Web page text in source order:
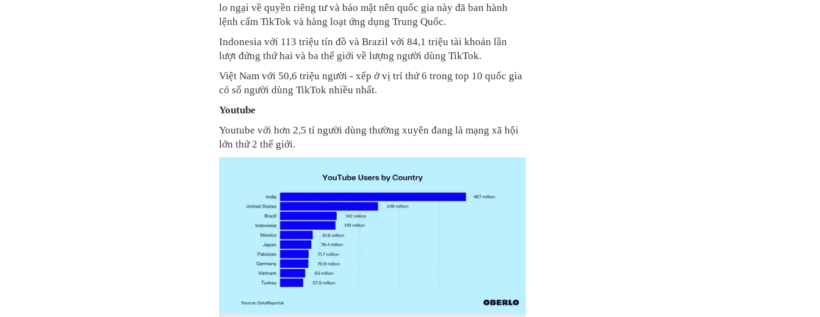
lo ngại về quyền riêng tư và bảo mật nên quốc gia này đã ban hành
lệnh cấm TikTok và hàng loạt ứng dụng Trung Quốc.
Indonesia với 113 triệu tín đồ và Brazil với 84,1 triệu tài khoản lần
lượt đứng thứ hai và ba thế giới về lượng người dùng TikTok.
Việt Nam với 50,6 triệu người - xếp ở vị trí thứ 6 trong top 10 quốc gia
có số người dùng TikTok nhiều nhất.
Youtube
Youtube với hơn 2,5 tỉ người dùng thường xuyên đang là mạng xã hội
lớn thứ 2 thế giới.